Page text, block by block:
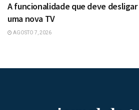
A funcionalidade que deve
uma nova TV
AGOSTO 7, 2026